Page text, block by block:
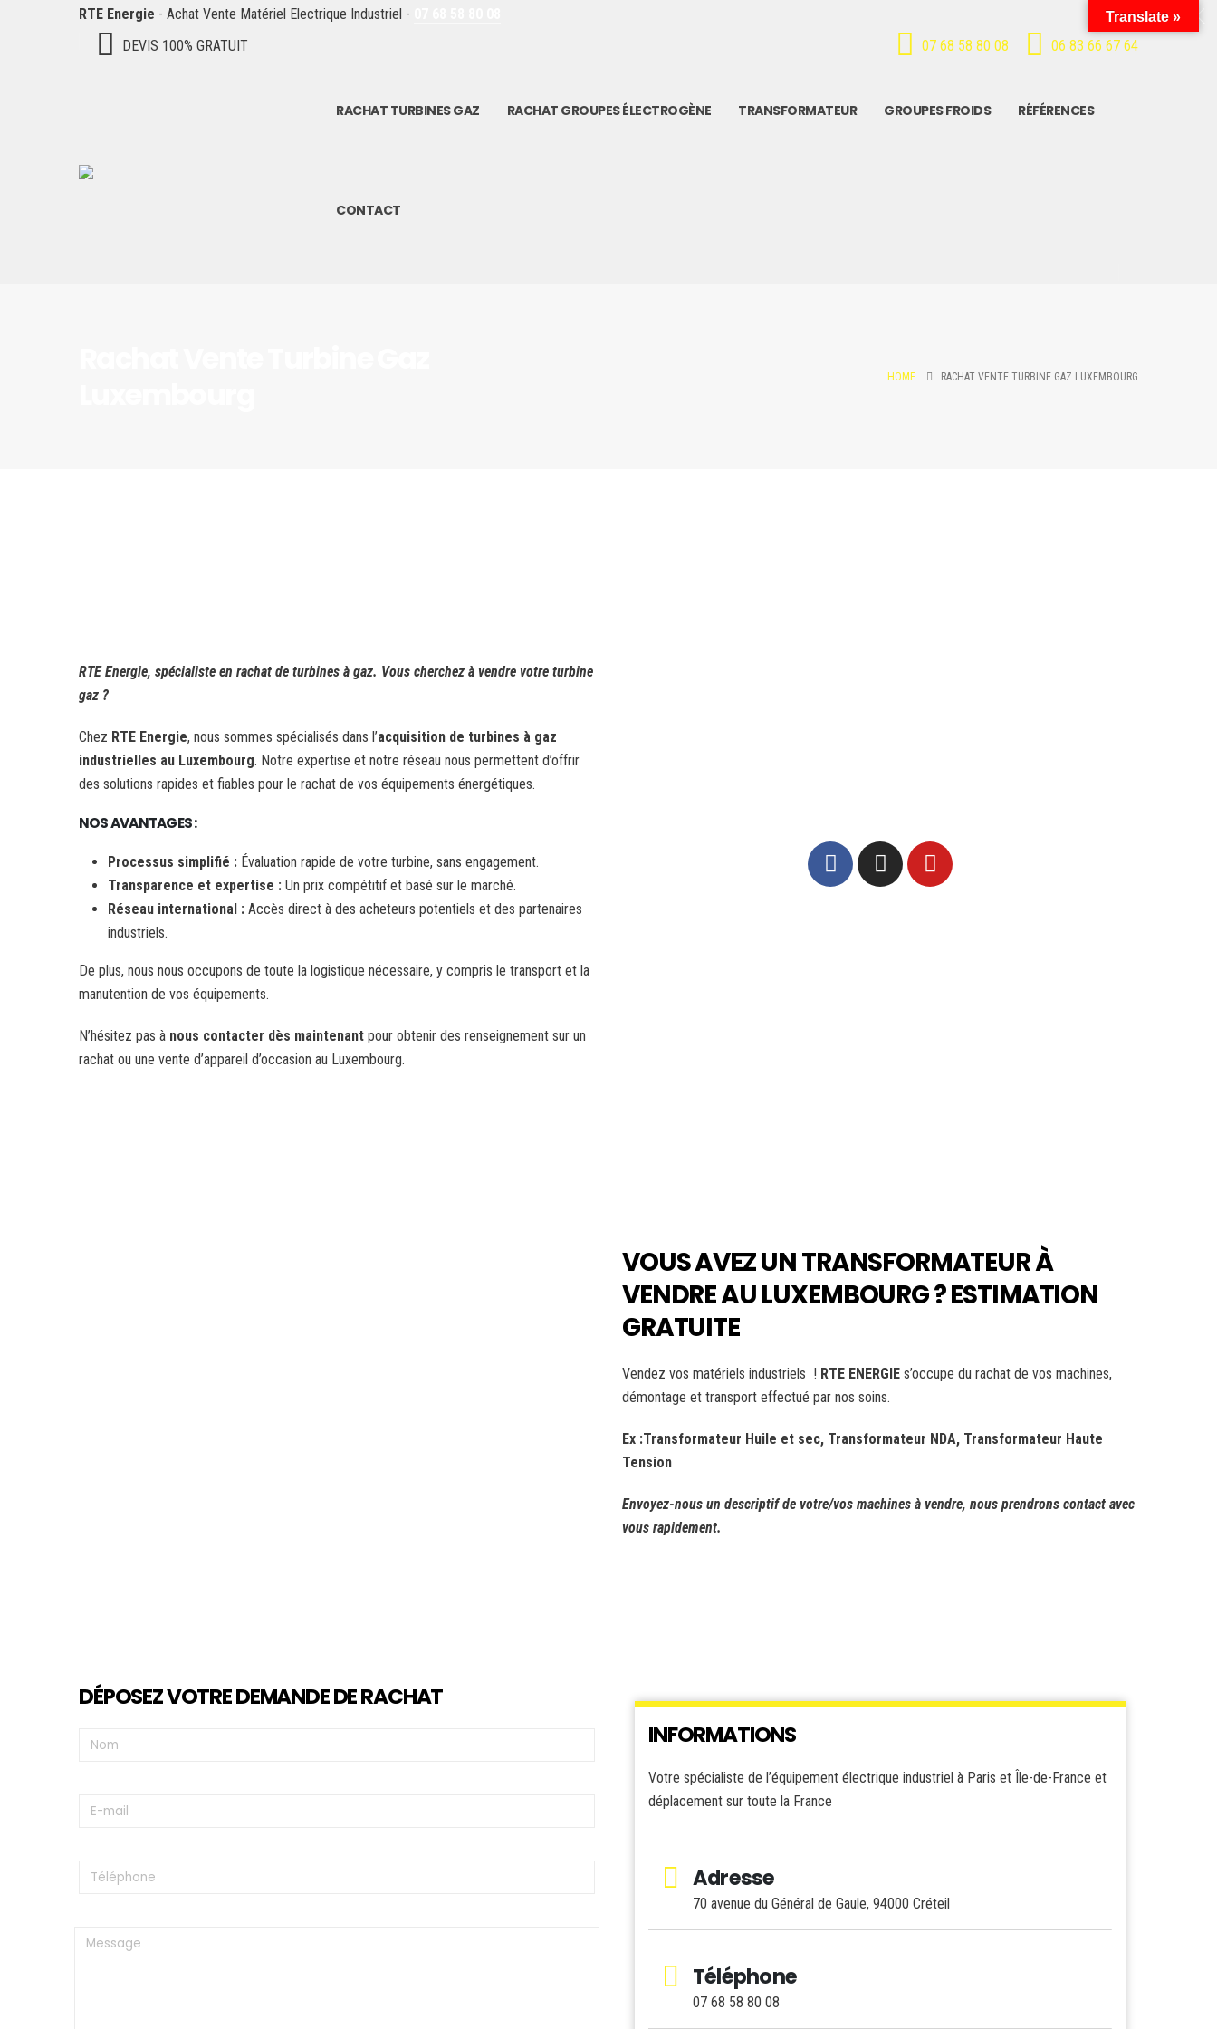
RTE Energie - Achat Vente Matériel Electrique Industriel -
DEVIS 100% GRATUIT
07 68 58 80 08 06 83 66 67 64
RACHAT TURBINES GAZ RACHAT GROUPES ÉLECTROGÈNE TRANSFORMATEUR GROUPES FROIDS RÉFÉRENCES
CONTACT
HOME RACHAT VENTE TURBINE GAZ LUXEMBOURG
RTE Energie, spécialiste en rachat de turbines à gaz. Vous cherchez à vendre votre turbine
gaz ?
Chez RTE Energie, nous sommes spécialisés dans l’acquisition de turbines à gaz
industrielles au Luxembourg. Notre expertise et notre réseau nous permettent d’offrir
des solutions rapides et fiables pour le rachat de vos équipements énergétiques.
NOS AVANTAGES :
Processus simplifié : Évaluation rapide de votre turbine, sans engagement.
Transparence et expertise : Un prix compétitif et basé sur le marché.
Réseau international : Accès direct à des acheteurs potentiels et des partenaires
industriels.
De plus, nous nous occupons de toute la logistique nécessaire, y compris le transport et la
manutention de vos équipements.
N’hésitez pas à nous contacter dès maintenant pour obtenir des renseignement sur un
rachat ou une vente d’appareil d’occasion au Luxembourg.
VOUS AVEZ UN TRANSFORMATEUR À
VENDRE AU LUXEMBOURG ? ESTIMATION
GRATUITE
Vendez vos matériels industriels ! RTE ENERGIE s’occupe du rachat de vos machines,
démontage et transport effectué par nos soins.
Ex :Transformateur Huile et sec, Transformateur NDA, Transformateur Haute
Tension
Envoyez-nous un descriptif de votre/vos machines à vendre, nous prendrons contact avec
vous rapidement.
DÉPOSEZ VOTRE DEMANDE DE RACHAT
INFORMATIONS
Votre spécialiste de l’équipement électrique industriel à Paris et Île-de-France et
déplacement sur toute la France
Adresse
70 avenue du Général de Gaule, 94000 Créteil
Téléphone
07 68 58 80 08
Translate »